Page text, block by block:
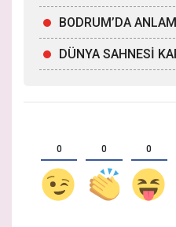
BODRUM’DA
DÜNYA SAHNESİ
0 0 0